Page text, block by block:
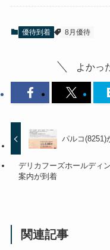
優待到着 8月優待
よかっ
パルコ(8251)
デリカフーズホールディ
案内が到着
関連記事